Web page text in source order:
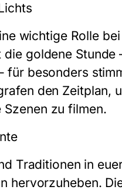
wichtige Rolle
goldene
für besonders
den Zeitplan,
zu filmen.
Traditionen in
hervorzuheben.